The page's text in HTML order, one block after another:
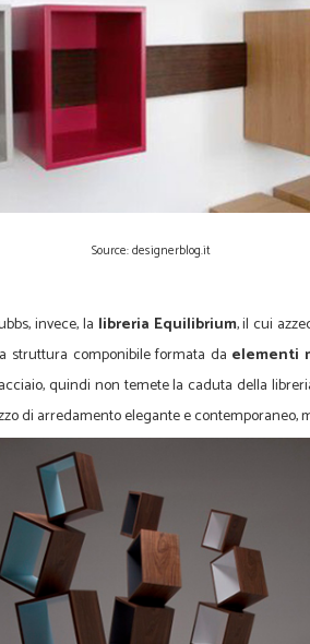
Source: designerblog.it
invece, la libreria Equilibrium, il cui
struttura componibile formata da elementi
quindi non temete la caduta della
di arredamento elegante e contemporaneo,